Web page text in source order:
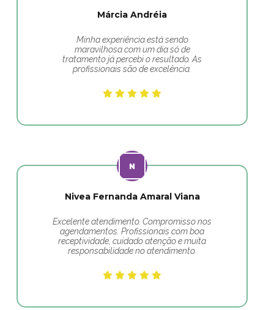
Márcia Andréia
Minha experiência está sendo
maravilhosa com um dia só de
tratamento já percebi o resultado. As
profissionais são de excelência.
Nivea Fernanda Amaral Viana
Excelente atendimento. Compromisso nos
agendamentos. Profissionais com boa
receptividade, cuidado atenção e muita
responsabilidade no atendimento.